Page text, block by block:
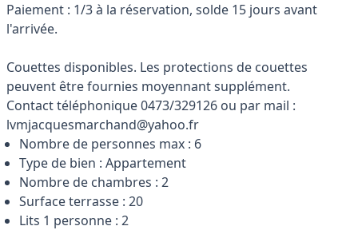
Paiement : 1/3 à la réservation, solde 15 jours avant
l'arrivée.
Couettes disponibles. Les protections de couettes
peuvent être fournies moyennant supplément.
Contact téléphonique 0473/329126 ou par mail :
lvmjacquesmarchand@yahoo.fr
Nombre de personnes max : 6
Type de bien : Appartement
Nombre de chambres : 2
Surface terrasse : 20
Lits 1 personne : 2